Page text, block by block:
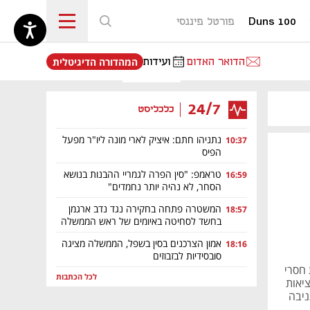
Duns 100 פורטל פיננסי
הדואר האדום ועידות
נפתח בכרטיסייה חדשה
המהדורה הדיגיטלית
24/7 כלכליסט
10:37 נתניהו חתם: איציק לארי מונה ליו"ר מפעל
הפיס
16:59 טראמפ: "סין הפרה לגמריי ההבנות בנושא
הסחר, לא נהיה יותר נחמדים"
18:57 המשטרה פתחה בחקירה נגד נדב ארגמן
בחשד לסחיטה באיומים של ראש הממשלה
18:16 אמון הצרכנים בסין בשפל, הממשלה מציגה
סובסידיות לבזבוזים
לכל הכתבות
חסרי